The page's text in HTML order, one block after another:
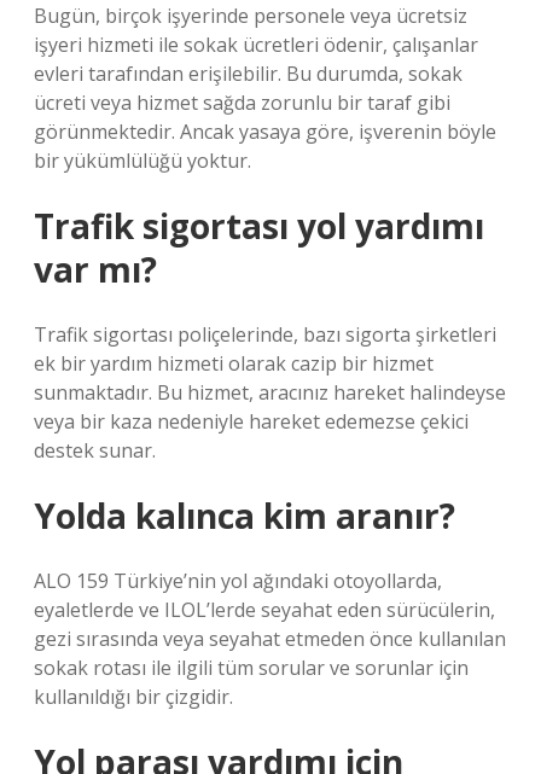
Bugün, birçok işyerinde personele veya ücretsiz
işyeri hizmeti ile sokak ücretleri ödenir, çalışanlar
evleri tarafından erişilebilir. Bu durumda, sokak
ücreti veya hizmet sağda zorunlu bir taraf gibi
görünmektedir. Ancak yasaya göre, işverenin böyle
bir yükümlülüğü yoktur.
Trafik sigortası yol yardımı
var mı?
Trafik sigortası poliçelerinde, bazı sigorta şirketleri
ek bir yardım hizmeti olarak cazip bir hizmet
sunmaktadır. Bu hizmet, aracınız hareket halindeyse
veya bir kaza nedeniyle hareket edemezse çekici
destek sunar.
Yolda kalınca kim aranır?
ALO 159 Türkiye’nin yol ağındaki otoyollarda,
eyaletlerde ve ILOL’lerde seyahat eden sürücülerin,
gezi sırasında veya seyahat etmeden önce kullanılan
sokak rotası ile ilgili tüm sorular ve sorunlar için
kullanıldığı bir çizgidir.
Yol parası yardımı için